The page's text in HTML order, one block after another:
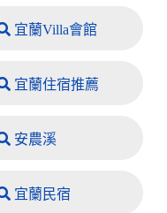
宜蘭Villa會館
宜蘭住宿推薦
安農溪
宜蘭民宿